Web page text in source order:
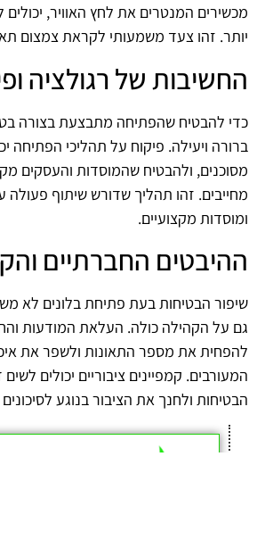
מכשירים המנטרים את לחץ האוויר,
יותר. זהו צעד משמעותי לקראת צמצום
החשיבות של רגולציה
כדי להבטיח שהפתיחה מתבצעת בצורה
ברורה ויעילה. פיקוח על תהליכי הפתיחה
מסוכנים, ולהבטיח שהמוסדות והעסקים
מחייבים. זהו תהליך שדורש שיתוף פעולה
ומוסדות מקצועיים.
ההיבטים החברתיים
שיפור הבטיחות בעת פתיחת בלונים לא
גם על הקהילה כולה. העלאת המודעות
להפחית את מספר התאונות ולשפר את
המעורבים. קמפיינים ציבוריים יכולים
הבטיחות ולחנך את הציבור בנוגע